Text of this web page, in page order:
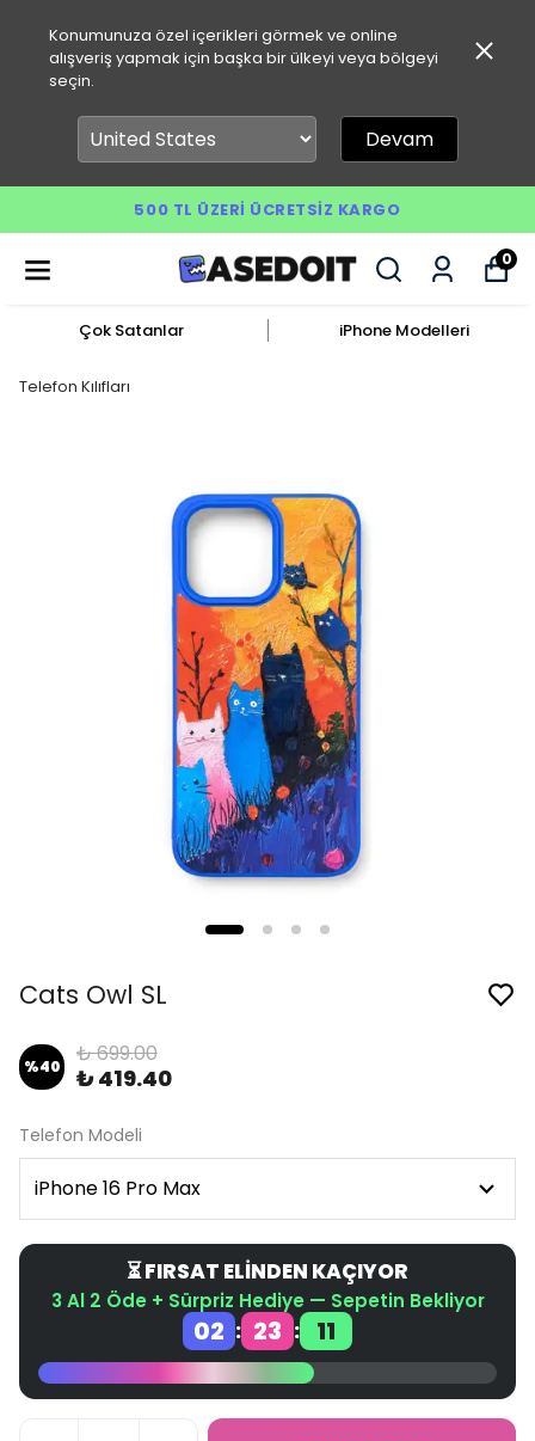
Konumunuza özel içerikleri görmek ve online
alışveriş yapmak için başka bir ülkeyi veya bölgeyi
seçin.
Devam
500 TL ÜZERI ÜCRETSIZ KARGO
0
Çok Satanlar iPhone Modelleri
Telefon Kılıfları
Cats Owl SL
%40 ₺ 699.00
₺ 419.40
Telefon Modeli
⏳ FIRSAT ELİNDEN KAÇIYOR
3 Al 2 Öde + Sürpriz Hediye — Sepetin Bekliyor
02 : 23 : 11